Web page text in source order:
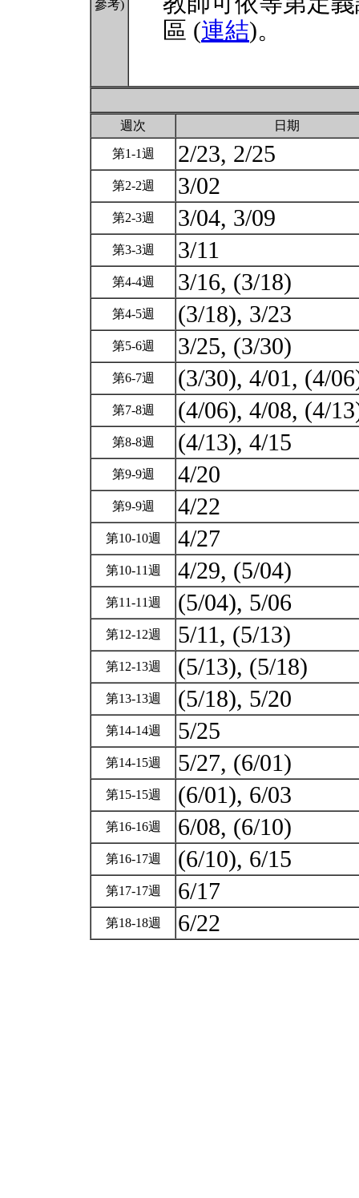
參考)
區 (連結)。
週次 日期
第1-1週 2/23, 2/25
第2-2週 3/02
第2-3週 3/04, 3/09
第3-3週 3/11
第4-4週 3/16, (3/18)
第4-5週 (3/18), 3/23
第5-6週 3/25, (3/30)
第6-7週 (3/30), 4/01, (4/
第7-8週 (4/06), 4/08, (4/
第8-8週 (4/13), 4/15
第9-9週 4/20
第9-9週 4/22
第10-10週 4/27
第10-11週 4/29, (5/04)
第11-11週 (5/04), 5/06
第12-12週 5/11, (5/13)
第12-13週 (5/13), (5/18)
第13-13週 (5/18), 5/20
第14-14週 5/25
第14-15週 5/27, (6/01)
第15-15週 (6/01), 6/03
第16-16週 6/08, (6/10)
第16-17週 (6/10), 6/15
第17-17週 6/17
第18-18週 6/22